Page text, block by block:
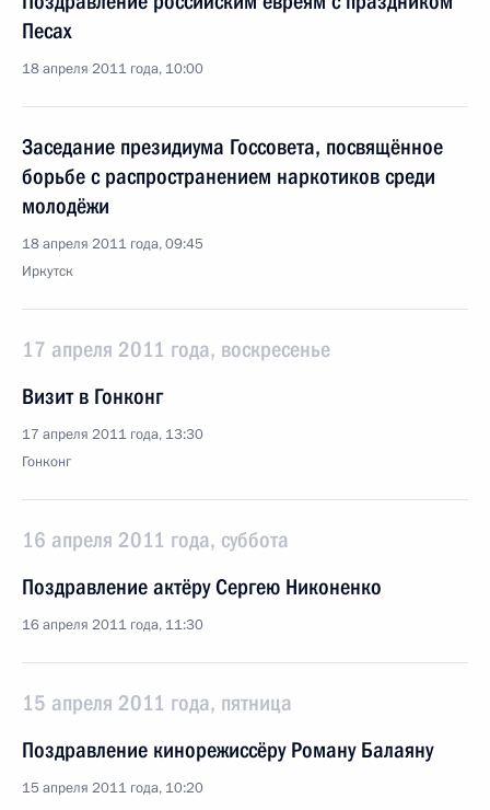
Песах
18 апреля 2011 года, 10:00
Заседание президиума Госсовета, посвящённое
борьбе с распространением наркотиков среди
молодёжи
18 апреля 2011 года, 09:45
Иркутск
17 апреля 2011 года, воскресенье
Визит в Гонконг
17 апреля 2011 года, 13:30
Гонконг
16 апреля 2011 года, суббота
Поздравление актёру Сергею Никоненко
16 апреля 2011 года, 11:30
15 апреля 2011 года, пятница
Поздравление кинорежиссёру Роману Балаяну
15 апреля 2011 года, 10:20